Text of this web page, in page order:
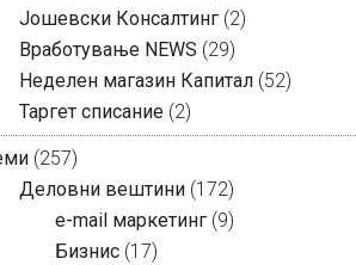
Јошевски Консалтинг (2)
Вработување NEWS (29)
Неделен магазин Капитал (52)
Таргет списание (2)
(257)
Деловни вештини (172)
e-mail маркетинг (9)
Бизнис (17)